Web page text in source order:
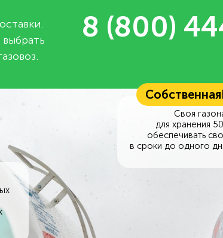
8 (800)
Собственная
Своя
для хранения
обеспечивать
в сроки до одного